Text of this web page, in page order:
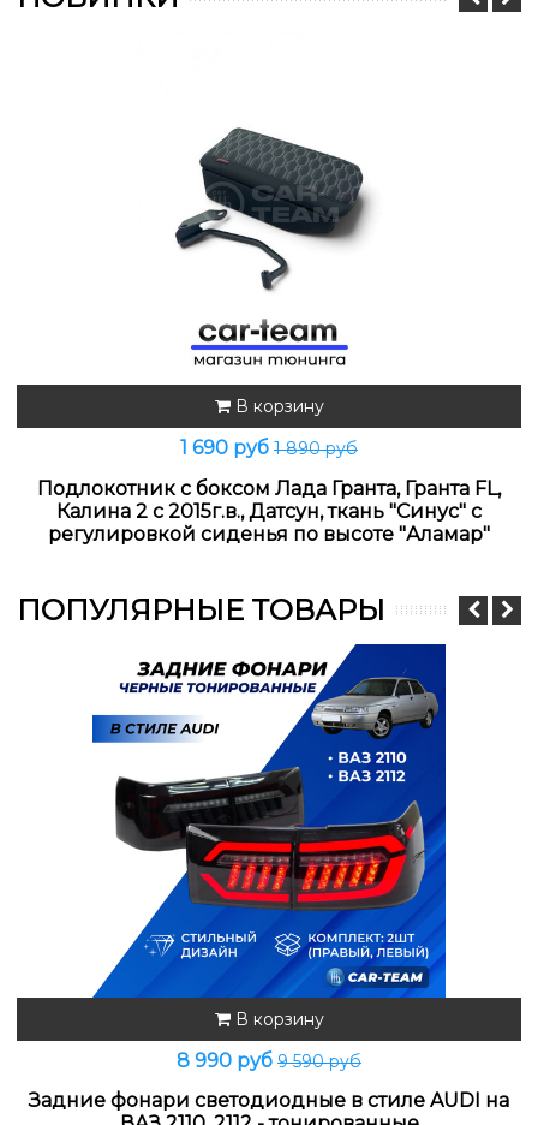
В корзину
1 690 руб 1 890 руб
Подлокотник с боксом Лада Гранта, Гранта FL,
Калина 2 с 2015г.в., Датсун, ткань "Синус" с
регулировкой сиденья по высоте "Аламар"
ПОПУЛЯРНЫЕ ТОВАРЫ
В корзину
8 990 руб 9 590 руб
Задние фонари светодиодные в стиле AUDI на